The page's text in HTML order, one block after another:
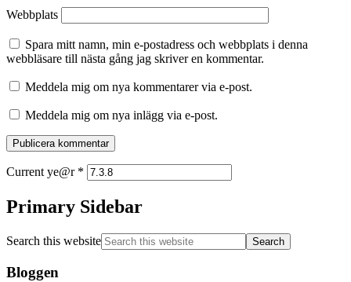
Webbplats
Spara mitt namn, min e-postadress och webbplats i denna
webbläsare till nästa gång jag skriver en kommentar.
Meddela mig om nya kommentarer via e-post.
Meddela mig om nya inlägg via e-post.
Current ye@r *
Primary Sidebar
Search this website
Bloggen